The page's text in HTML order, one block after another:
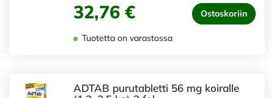
32,76 € Ostoskoriin
Tuotetta on varastossa
ADTAB purutabletti 56 mg koiralle